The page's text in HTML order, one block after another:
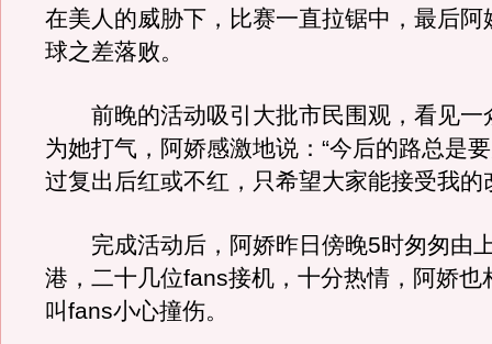
在美人的威胁下，比赛一直拉锯中，最后阿
球之差落败。
前晚的活动吸引大批市民围观，看见一
为她打气，阿娇感激地说：“今后的路总是
过复出后红或不红，只希望大家能接受我的
完成活动后，阿娇昨日傍晚5时匆匆由
港，二十几位fans接机，十分热情，阿娇也
叫fans小心撞伤。